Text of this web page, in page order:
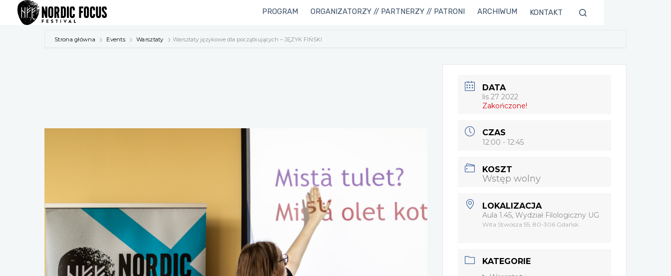
Przejdź
treści
PROGRAM ORGANIZATORZY // PARTNERZY // PATRONI ARCHIWUM KONTAKT
Strona główna Events Warsztaty Warsztaty językowe dla początkujących – JĘZYK FIŃSKI
DATA
lis 27 2022
Zakończone!
CZAS
12:00 - 12:45
KOSZT
Wstęp wolny
LOKALIZACJA
Aula 1.45, Wydział Filologiczny UG
Wita Stwosza 55, 80-306 Gdańsk
KATEGORIE